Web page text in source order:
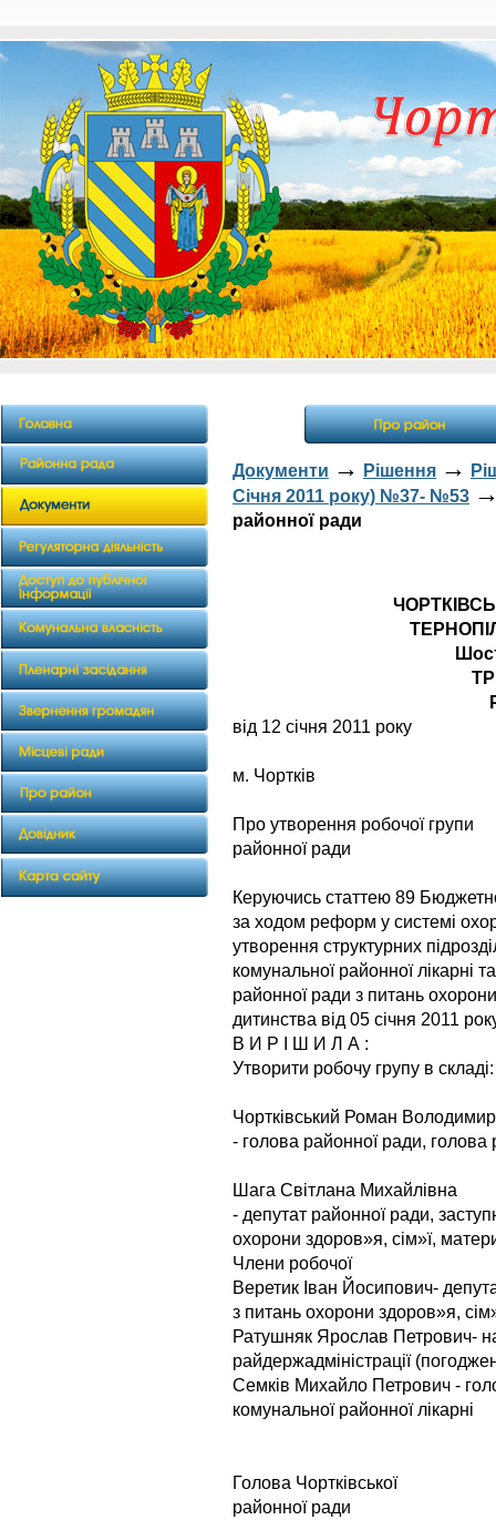
Документи → Рішення →
Січня 2011 року) №37- №53
районної ради
від 12 січня 2011 року
м. Чортків
Про утворення робочої групи
районної ради
Керуючись статтею 89
за ходом реформ у системі
утворення структурних
комунальної районної лікарні
районної ради з питань
дитинства від 05 січня 2011
В И Р І Ш И Л А :
Утворити робочу групу в складі:
Чортківський Роман
- голова районної ради, голова
Шага Світлана Михайлівна
- депутат районної ради,
охорони здоров»я, сім»ї,
Члени робочої
Веретик Іван Йосипович-
з питань охорони здоров»я,
Ратушняк Ярослав Петрович-
райдержадміністрації
Семків Михайло Петрович -
комунальної районної лікарні
Голова Чортківської